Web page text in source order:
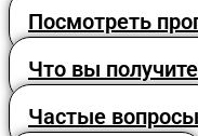
Посмотреть
Что вы
Частые вопросы